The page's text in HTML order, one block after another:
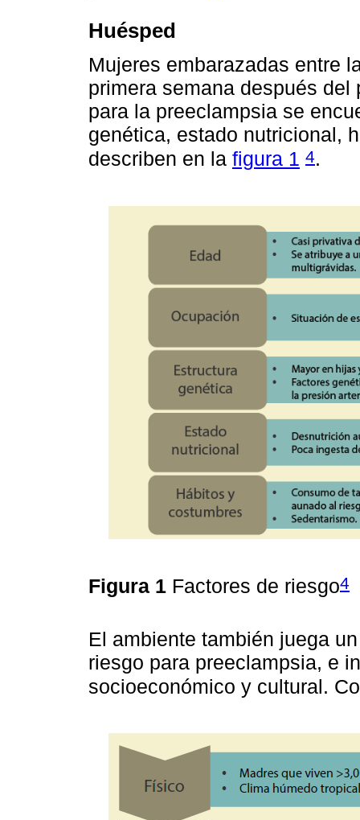
Huésped
Mujeres embarazadas entre
primera semana después
para la preeclampsia se
genética, estado nutricional,
describen en la figura 1 4.
Figura 1 Factores de riesgo4
El ambiente también juega
riesgo para preeclampsia, e
socioeconómico y cultural.